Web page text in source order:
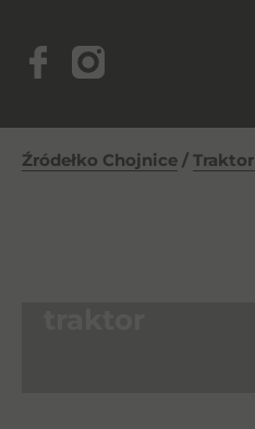
Źródełko Chojnice /